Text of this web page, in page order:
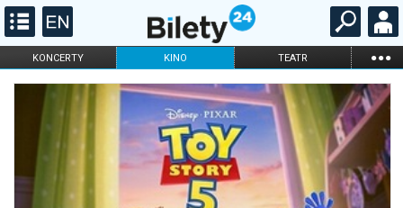
KONCERTY KINO TEATR ...
FILHARMONIA OPERA I BALET
STAND-UP
ONLINE KARNETY